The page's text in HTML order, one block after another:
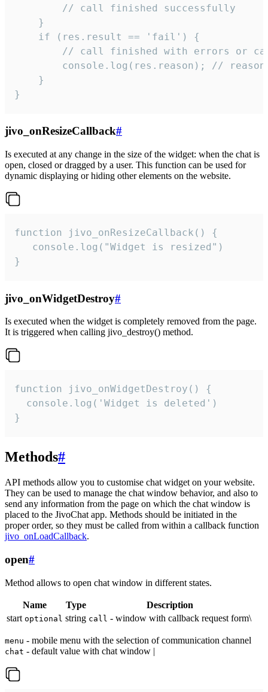
        // call finished successfully
    }
    if (res.result == 'fail') {
// call finished with errors or
console.log(res.reason); //
    }
}
jivo_onResizeCallback#
Is executed at any change in the size of the widget: when the chat is
open, closed or dragged by a user. This function can be used for
dynamic displaying or hiding other elements on the website.
function jivo_onResizeCallback() {
   console.log("Widget is resized")
}
jivo_onWidgetDestroy#
Is executed when the widget is completely removed from the page.
It is triggered when calling jivo_destroy() method.
function jivo_onWidgetDestroy() {
  console.log('Widget is deleted')
}
Methods#
API methods allow you to customise chat widget on your website.
They can be used to manage the chat window behavior, and also to
send any information from the page on which the chat window is
placed to the JivoChat app. Methods should be initiated in the
proper order, so they must be called from within a callback function
jivo_onLoadCallback.
open#
Method allows to open chat window in different states.
Name Type
Description
start optional string call - window with callback request form\
menu - mobile menu with the selection of communication channel
chat - default value with chat window |